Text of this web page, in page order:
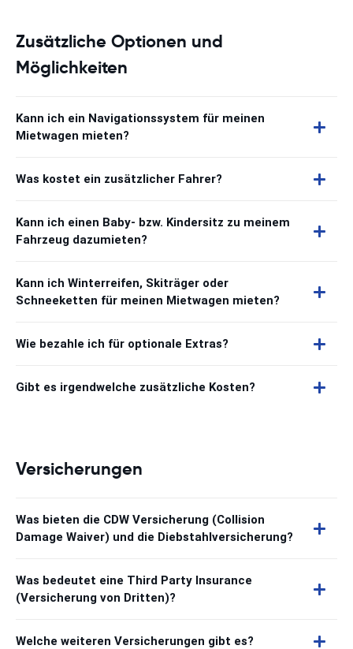
Zusätzliche Optionen und
Möglichkeiten
Kann ich ein Navigationssystem für meinen
Mietwagen mieten?
Was kostet ein zusätzlicher Fahrer?
Kann ich einen Baby- bzw. Kindersitz zu meinem
Fahrzeug dazumieten?
Kann ich Winterreifen, Skiträger oder
Schneeketten für meinen Mietwagen mieten?
Wie bezahle ich für optionale Extras?
Gibt es irgendwelche zusätzliche Kosten?
Versicherungen
Was bieten die CDW Versicherung (Collision
Damage Waiver) und die Diebstahlversicherung?
Was bedeutet eine Third Party Insurance
(Versicherung von Dritten)?
Welche weiteren Versicherungen gibt es?